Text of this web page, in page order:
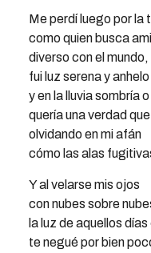
Me perdí luego por la
como quien busca
diverso con el mundo,
fui luz serena y
y en la lluvia sombría
quería una verdad
olvidando en mi afán
cómo las alas
Y al velarse mis ojos
con nubes sobre
la luz de aquellos
te negué por bien